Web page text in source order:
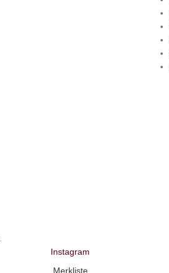
Instagram
Merkliste